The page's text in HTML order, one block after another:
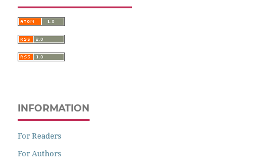
INFORMATION
For Readers
For Authors